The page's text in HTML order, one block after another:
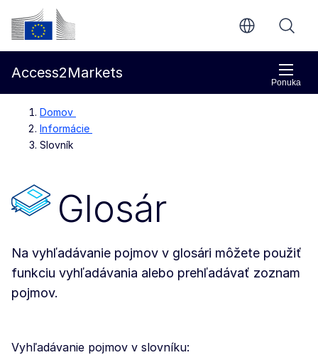
Prejsť na hlavný obsah
Európska komisia
Ponuka
Access2Markets
Domov
Informácie
Slovník
Glosár
Na vyhľadávanie pojmov v glosári môžete použiť
funkciu vyhľadávania alebo prehľadávať zoznam
pojmov.
Vyhľadávanie pojmov v slovníku: